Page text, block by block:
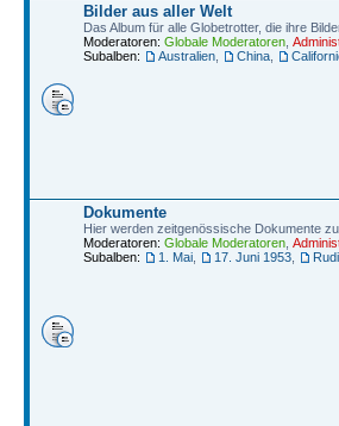
Bilder aus aller Welt
Das Album für alle Globetrotter, die ihre
Moderatoren: Globale Moderatoren
Subalben:
Australien China
Dokumente
Hier werden zeitgenössische Dokumente
Moderatoren: Globale Moderatoren
Subalben:
1. Mai 17. Juni 1953